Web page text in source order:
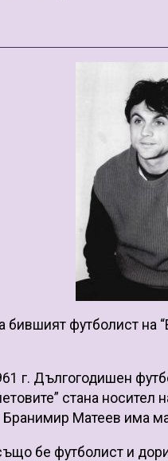
футболист на
г. Дългогодишен
стана
Матеев има
бе футболист и